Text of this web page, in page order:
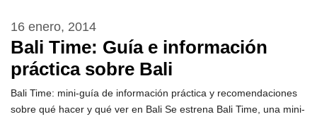
Bali Time: Guía e información
práctica sobre Bali
16 enero, 2014
Bali Time: mini-guía de información práctica y recomendaciones
sobre qué hacer y qué ver en Bali Se estrena Bali Time, una mini-